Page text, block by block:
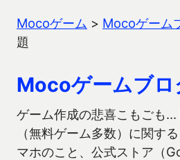
Mocoゲーム > Mocoゲーム
題
Mocoゲームブロ
ゲーム作成の悲喜こもごも…
（無料ゲーム多数）に関す
マホのこと、公式ストア（